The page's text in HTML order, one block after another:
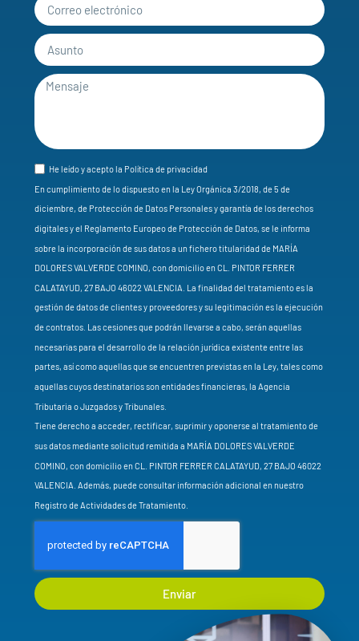
He leído y acepto la Política de privacidad
En cumplimiento de lo dispuesto en la Ley Orgánica 3/2018, de 5 de
diciembre, de Protección de Datos Personales y garantía de los derechos
digitales y el Reglamento Europeo de Protección de Datos, se le informa
sobre la incorporación de sus datos a un fichero titularidad de MARÍA
DOLORES VALVERDE COMINO, con domicilio en CL. PINTOR FERRER
CALATAYUD, 27 BAJO 46022 VALENCIA. La finalidad del tratamiento es la
gestión de datos de clientes y proveedores y su legitimación es la ejecución
de contratos. Las cesiones que podrán llevarse a cabo, serán aquellas
necesarias para el desarrollo de la relación jurídica existente entre las
partes, así como aquellas que se encuentren previstas en la Ley, tales como
aquellas cuyos destinatarios son entidades financieras, la Agencia
Tributaria o Juzgados y Tribunales.
Tiene derecho a acceder, rectificar, suprimir y oponerse al tratamiento de
sus datos mediante solicitud remitida a MARÍA DOLORES VALVERDE
COMINO, con domicilio en CL. PINTOR FERRER CALATAYUD, 27 BAJO 46022
VALENCIA. Además, puede consultar información adicional en nuestro
Registro de Actividades de Tratamiento.
Enviar